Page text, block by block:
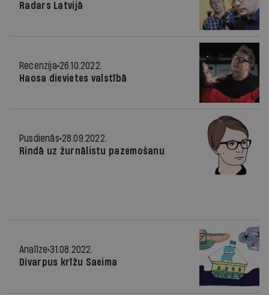
Radars Latvijā
Recenzija 26.10.2022.
Haosa dievietes valstībā
Pusdienās 28.09.2022.
Rindā uz žurnālistu pazemošanu
Analīze 31.08.2022.
Divarpus krīžu Saeima